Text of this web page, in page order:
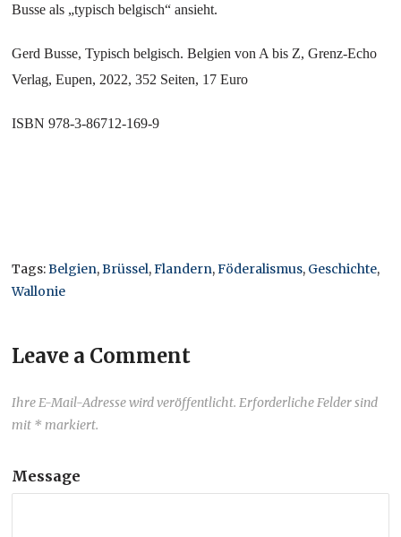
Busse als „typisch belgisch“ ansieht.
Gerd Busse, Typisch belgisch. Belgien von A bis Z, Grenz-Echo
Verlag, Eupen, 2022, 352 Seiten, 17 Euro
ISBN 978-3-86712-169-9
Tags:Belgien,Brüssel,Flandern,Föderalismus, Geschichte,
Wallonie
Leave a Comment
Ihre E-Mail-Adresse wird veröffentlicht. Erforderliche Felder sind
mit * markiert.
Message